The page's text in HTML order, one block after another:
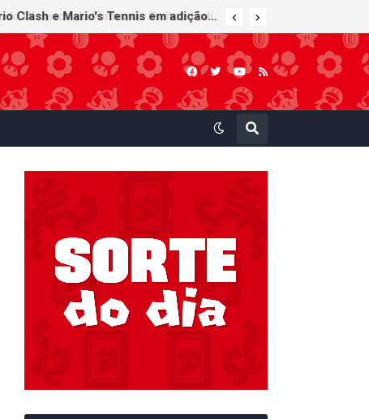
Super Mario Sunshine é anunciado para o Nintendo GameCube - Nintendo Classics do Nintendo Switch Online